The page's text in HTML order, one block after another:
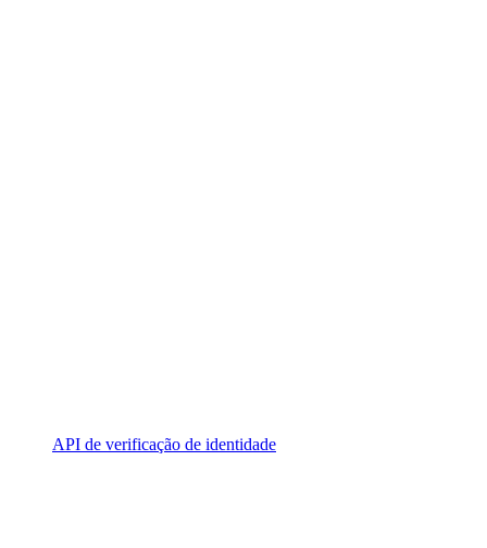
API de verificação de identidade